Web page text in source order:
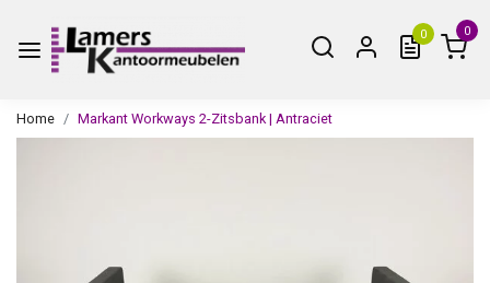
0 0
Home Markant Workways 2-Zitsbank | Antraciet